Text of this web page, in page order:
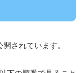
されています。